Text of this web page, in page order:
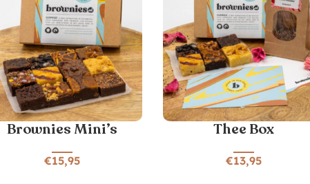
Brownies Mini’s
€15,95
Thee Box
€13,95